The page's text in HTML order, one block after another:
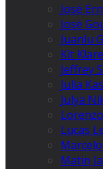
José
José
Juanlu
Kit
Jeffrey
Julia
Julya
Lucas
Matin